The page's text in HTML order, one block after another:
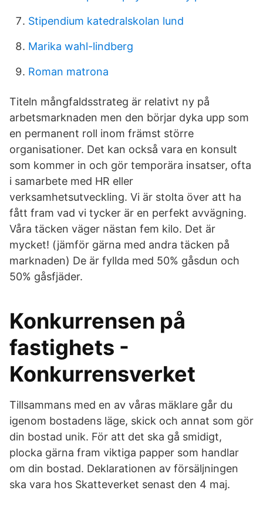
Stipendium katedralskolan lund
Marika wahl-lindberg
Roman matrona
Titeln mångfaldsstrateg är relativt ny på
arbetsmarknaden men den börjar dyka upp som
en permanent roll inom främst större
organisationer. Det kan också vara en konsult
som kommer in och gör temporära insatser, ofta
i samarbete med HR eller
verksamhetsutveckling. Vi är stolta över att ha
fått fram vad vi tycker är en perfekt avvägning.
Våra täcken väger nästan fem kilo. Det är
mycket! (jämför gärna med andra täcken på
marknaden) De är fyllda med 50% gåsdun och
50% gåsfjäder.
Konkurrensen på
fastighets -
Konkurrensverket
Tillsammans med en av våras mäklare går du
igenom bostadens läge, skick och annat som gör
din bostad unik. För att det ska gå smidigt,
plocka gärna fram viktiga papper som handlar
om din bostad. Deklarationen av försäljningen
ska vara hos Skatteverket senast den 4 maj.